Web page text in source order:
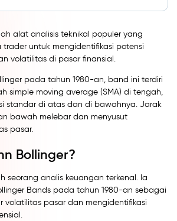
alat analisis teknikal populer yang
untuk mengidentifikasi potensi
volatilitas di pasar finansial.
pada tahun 1980-an, band ini terdiri
simple moving average (SMA) di tengah,
standar di atas dan di bawahnya. Jarak
bawah melebar dan menyusut
pasar.
Bollinger?
seorang analis keuangan terkenal. Ia
Bands pada tahun 1980-an sebagai
volatilitas pasar dan mengidentifikasi